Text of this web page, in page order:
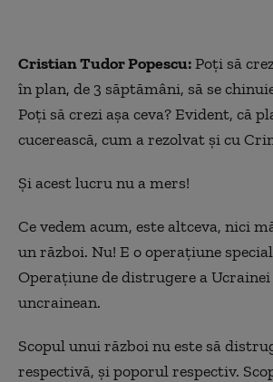
Cristian Tudor Popescu:Poți să
în plan, de 3 săptămâni, să se
Poți să crezi așa ceva? Evident, că
cucerească, cum a rezolvat și cu
Și acest lucru nu a mers!
Ce vedem acum, este altceva, nici
un război. Nu! E o operațiune
Operațiune de distrugere a
uncrainean.
Scopul unui război nu este să
respectivă, și poporul respectiv.